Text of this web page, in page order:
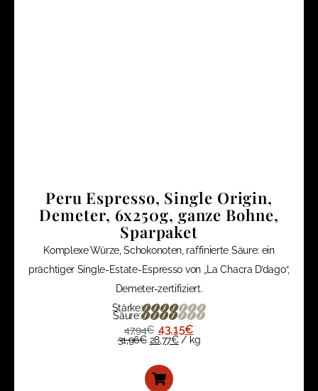
Peru Espresso, Single Origin,
Demeter, 6x250g, ganze Bohne,
Sparpaket
Komplexe Würze, Schokonoten, raffinierte Säure: ein
prächtiger Single-Estate-Espresso von „La Chacra D’dago“,
Demeter-zertifiziert.
Stärke:
Säure:
47,94€ 43,15€
31,96€ 28,77€/ kg